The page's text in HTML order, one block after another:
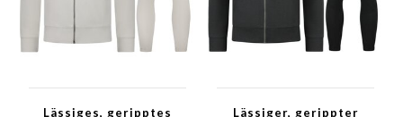
Lässiges, geripptes
Lässiger, gerippter